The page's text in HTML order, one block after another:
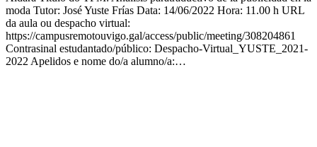
moda Tutor: José Yuste Frías Data: 14/06/2022 Hora: 11.00 h URL
da aula ou despacho virtual:
https://campusremotouvigo.gal/access/public/meeting/308204861
Contrasinal estudantado/público: Despacho-Virtual_YUSTE_2021-
2022 Apelidos e nome do/a alumno/a:…